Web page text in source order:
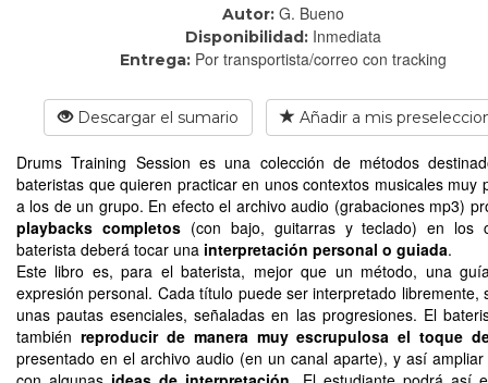
Autor: G. Bueno
Disponibilidad: Inmediata
Entrega: Por transportista/correo con tracking
Descargar el sumario Añadir a mis
Drums Training Session es una colección de métodos
bateristas que quieren practicar en unos contextos musicales muy
a los de un grupo. En efecto el archivo audio (grabaciones mp3)
playbacks completos(con bajo, guitarras y teclado) en los
baterista deberá tocar una interpretación personal o guiada.
Este libro es, para el baterista, mejor que un método, una
expresión personal. Cada título puede ser interpretado libremente,
unas pautas esenciales, señaladas en las progresiones. El
también reproducir de manera muy escrupulosa el toque
presentado en el archivo audio (en un canal aparte), y así